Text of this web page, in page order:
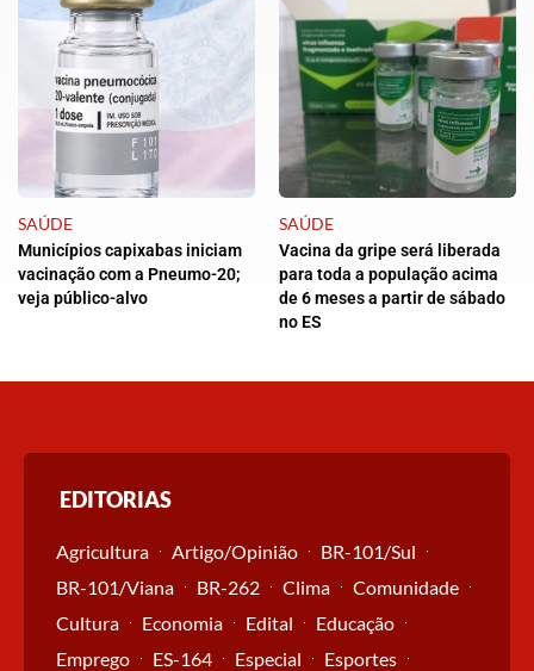
SAÚDE
Municípios capixabas iniciam
vacinação com a Pneumo-20;
veja público-alvo
SAÚDE
Vacina da gripe será liberada
para toda a população acima
de 6 meses a partir de sábado
no ES
EDITORIAS
Agricultura Artigo/Opinião
BR-101/Sul
BR-101/Viana
BR-262 Clima
Comunidade
Cultura
Economia Edital
Educação
Emprego
ES-164 Especial
Esportes